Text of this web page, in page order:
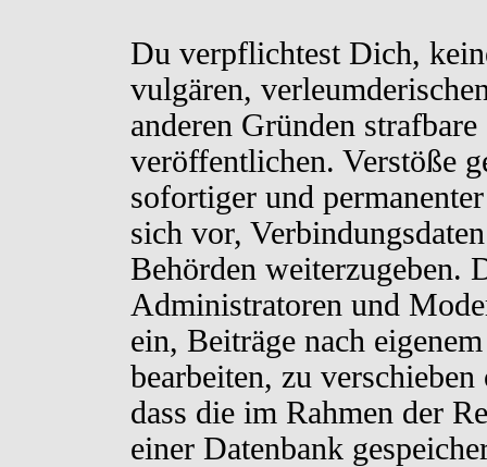
Du verpflichtest Dich,
vulgären,
anderen Gründen
veröffentlichen. Verstöße
sofortiger und
sich vor,
Behörden weiterzugeben.
Administratoren und
ein, Beiträge nach
bearbeiten, zu
dass die im Rahmen der
einer Datenbank